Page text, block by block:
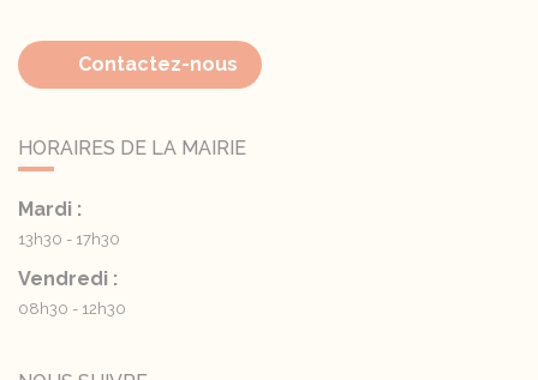
Contactez-nous
HORAIRES DE LA MAIRIE
Mardi :
13h30 - 17h30
Vendredi :
08h30 - 12h30